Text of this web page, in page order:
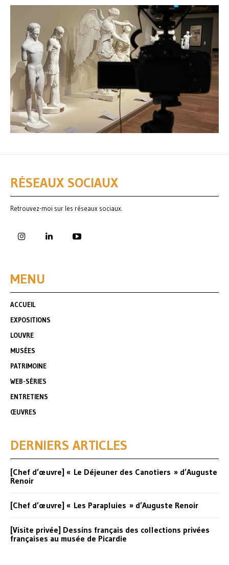
RÉSEAUX SOCIAUX
Retrouvez-moi sur les réseaux sociaux.
MENU
ACCUEIL
EXPOSITIONS
LOUVRE
MUSÉES
PATRIMOINE
WEB-SÉRIES
ENTRETIENS
ŒUVRES
DERNIERS ARTICLES
[Chef d’œuvre] « Le Déjeuner des Canotiers » d’Auguste
Renoir
[Chef d’œuvre] « Les Parapluies » d’Auguste Renoir
[Visite privée] Dessins français des collections privées
françaises au musée de Picardie